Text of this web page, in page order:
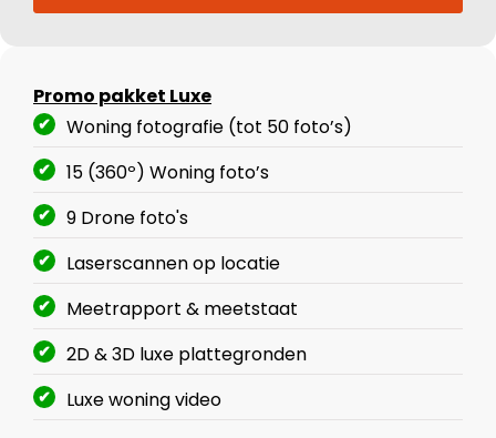
Promo pakket Luxe
Woning fotografie (tot 50 foto’s)
15 (360º) Woning foto’s
9 Drone foto's
Laserscannen op locatie
Meetrapport & meetstaat
2D & 3D luxe plattegronden
Luxe woning video